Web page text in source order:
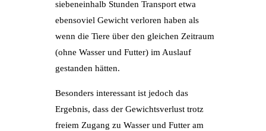
siebeneinhalb Stunden Transport etwa
ebensoviel Gewicht verloren haben als
wenn die Tiere über den gleichen Zeitraum
(ohne Wasser und Futter) im Auslauf
gestanden hätten.
Besonders interessant ist jedoch das
Ergebnis, dass der Gewichtsverlust trotz
freiem Zugang zu Wasser und Futter am